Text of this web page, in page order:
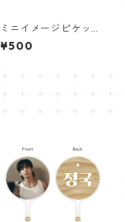
ミニイメージピケット
(Mini Image Picket)
うちわ - ASTRO アス
¥500